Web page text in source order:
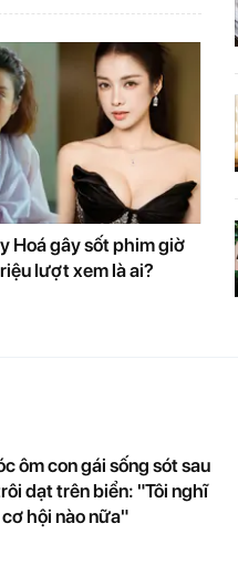
Hoá gây sốt phim giờ
lượt xem là ai?
ôm con gái sống sót sau
dạt trên biển: "Tôi nghĩ
hội nào nữa"